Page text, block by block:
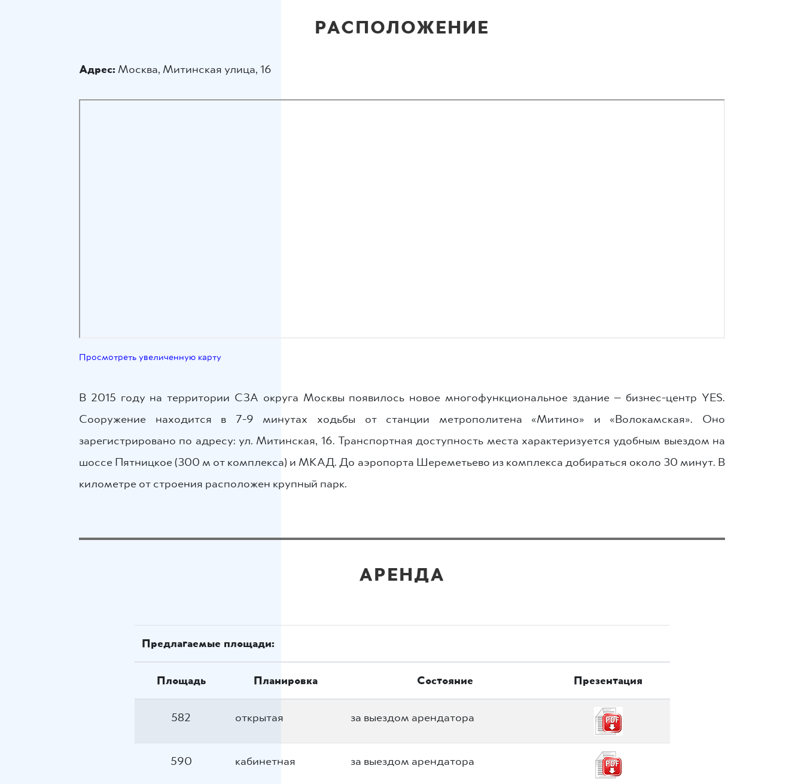
РАСПОЛОЖЕНИЕ
Адрес: Москва, Митинская улица, 16
Просмотреть увеличенную карту
В 2015 году на территории СЗА округа Москвы появилось новое многофункциональное здание — бизнес-центр YES.
Сооружение находится в 7-9 минутах ходьбы от станции метрополитена «Митино» и «Волокамская». Оно
зарегистрировано по адресу: ул. Митинская, 16. Транспортная доступность места характеризуется удобным выездом на
шоссе Пятницкое (300 м от комплекса) и МКАД. До аэропорта Шереметьево из комплекса добираться около 30 минут. В
километре от строения расположен крупный парк.
АРЕНДА
Предлагаемые площади:
Площадь Планировка Состояние Презентация
582 открытая за выездом арендатора
590 кабинетная за выездом арендатора